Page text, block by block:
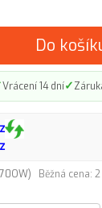
Do
Vrácení 14 dní✓
Běžná cena: